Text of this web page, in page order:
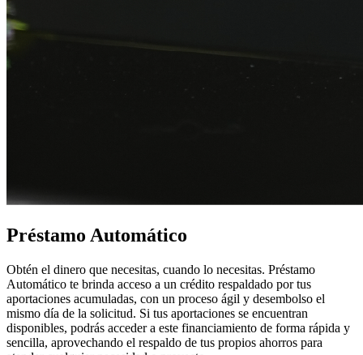
Préstamo Automático
Obtén el dinero que necesitas, cuando lo necesitas. Préstamo
Automático te brinda acceso a un crédito respaldado por tus
aportaciones acumuladas, con un proceso ágil y desembolso el
mismo día de la solicitud. Si tus aportaciones se encuentran
disponibles, podrás acceder a este financiamiento de forma rápida y
sencilla, aprovechando el respaldo de tus propios ahorros para